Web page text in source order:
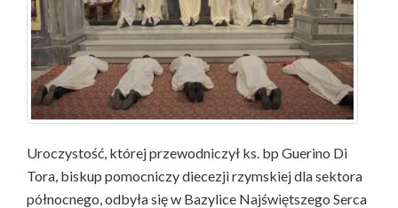
Uroczystość, której przewodniczył ks. bp Guerino Di
Tora, biskup pomocniczy diecezji rzymskiej dla sektora
północnego, odbyła się w Bazylice Najświętszego Serca